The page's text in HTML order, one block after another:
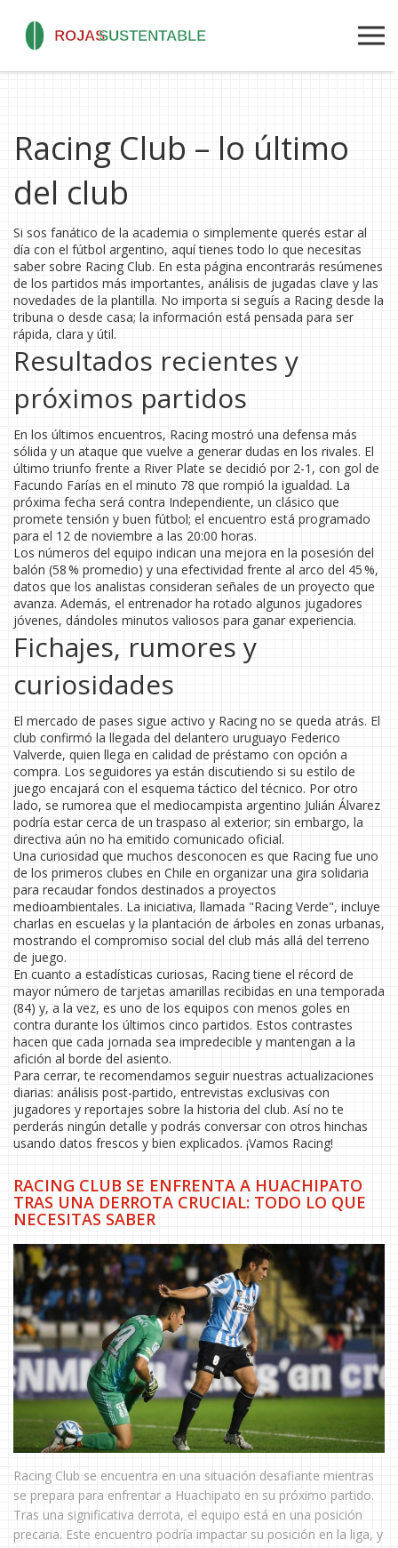
Racing Club – lo último
del club
Si sos fanático de la academia o simplemente querés estar al
día con el fútbol argentino, aquí tienes todo lo que necesitas
saber sobre Racing Club. En esta página encontrarás resúmenes
de los partidos más importantes, análisis de jugadas clave y las
novedades de la plantilla. No importa si seguís a Racing desde la
tribuna o desde casa; la información está pensada para ser
rápida, clara y útil.
Resultados recientes y
próximos partidos
En los últimos encuentros, Racing mostró una defensa más
sólida y un ataque que vuelve a generar dudas en los rivales. El
último triunfo frente a River Plate se decidió por 2-1, con gol de
Facundo Farías en el minuto 78 que rompió la igualdad. La
próxima fecha será contra Independiente, un clásico que
promete tensión y buen fútbol; el encuentro está programado
para el 12 de noviembre a las 20:00 horas.
Los números del equipo indican una mejora en la posesión del
balón (58 % promedio) y una efectividad frente al arco del 45 %,
datos que los analistas consideran señales de un proyecto que
avanza. Además, el entrenador ha rotado algunos jugadores
jóvenes, dándoles minutos valiosos para ganar experiencia.
Fichajes, rumores y
curiosidades
El mercado de pases sigue activo y Racing no se queda atrás. El
club confirmó la llegada del delantero uruguayo Federico
Valverde, quien llega en calidad de préstamo con opción a
compra. Los seguidores ya están discutiendo si su estilo de
juego encajará con el esquema táctico del técnico. Por otro
lado, se rumorea que el mediocampista argentino Julián Álvarez
podría estar cerca de un traspaso al exterior; sin embargo, la
directiva aún no ha emitido comunicado oficial.
Una curiosidad que muchos desconocen es que Racing fue uno
de los primeros clubes en Chile en organizar una gira solidaria
para recaudar fondos destinados a proyectos
medioambientales. La iniciativa, llamada "Racing Verde", incluye
charlas en escuelas y la plantación de árboles en zonas urbanas,
mostrando el compromiso social del club más allá del terreno
de juego.
En cuanto a estadísticas curiosas, Racing tiene el récord de
mayor número de tarjetas amarillas recibidas en una temporada
(84) y, a la vez, es uno de los equipos con menos goles en
contra durante los últimos cinco partidos. Estos contrastes
hacen que cada jornada sea impredecible y mantengan a la
afición al borde del asiento.
Para cerrar, te recomendamos seguir nuestras actualizaciones
diarias: análisis post-partido, entrevistas exclusivas con
jugadores y reportajes sobre la historia del club. Así no te
perderás ningún detalle y podrás conversar con otros hinchas
usando datos frescos y bien explicados. ¡Vamos Racing!
RACING CLUB SE ENFRENTA A HUACHIPATO
TRAS UNA DERROTA CRUCIAL: TODO LO QUE
NECESITAS SABER
Racing Club se encuentra en una situación desafiante mientras
se prepara para enfrentar a Huachipato en su próximo partido.
Tras una significativa derrota, el equipo está en una posición
precaria. Este encuentro podría impactar su posición en la liga, y